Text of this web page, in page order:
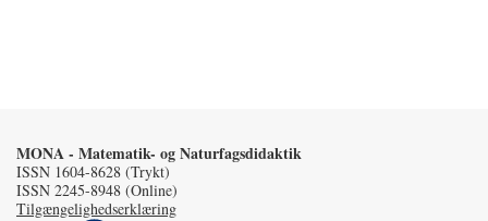
MONA - Matematik- og Naturfagsdidaktik
ISSN 1604-8628 (Trykt)
ISSN 2245-8948 (Online)
Tilgængelighedserklæring